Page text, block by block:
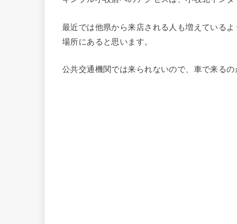
最近では他県から来店される人も増えている
場所にあると思います。
公共交通機関では来られないので、車で来るの